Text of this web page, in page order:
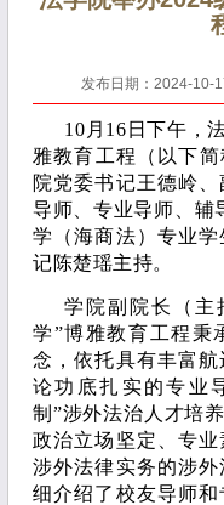
发布日期：2024-10-
10月16日下午，
雅教育工程（以下
院党委书记王德岭
导师、专业导师、辅
学（海商法）专业
记陈楚瑶主持。
学院副院长（主
学”博雅教育工程秉
念，依托具有丰富
论功底扎实的专业
制”涉外法治人才培
政治立场坚定、专
涉外法律实务的涉
细介绍了校友导师